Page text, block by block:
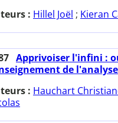
: Hillel Joël ; Kieran
Apprivoiser l'infini :
de
: Hauchart